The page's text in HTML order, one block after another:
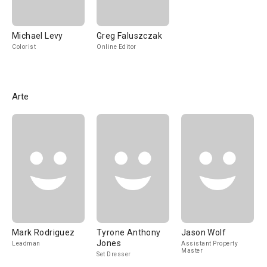
Michael Levy
Colorist
Greg Faluszczak
Online Editor
Arte
Mark Rodriguez
Leadman
Tyrone Anthony
Jones
Set Dresser
Jason Wolf
Assistant Property
Master